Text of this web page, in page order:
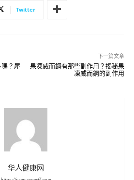
Twitter
嗎？犀
下一篇文章
果凍威而鋼有那些副作用？揭秘果
凍威而鋼的副作用
华人健康网